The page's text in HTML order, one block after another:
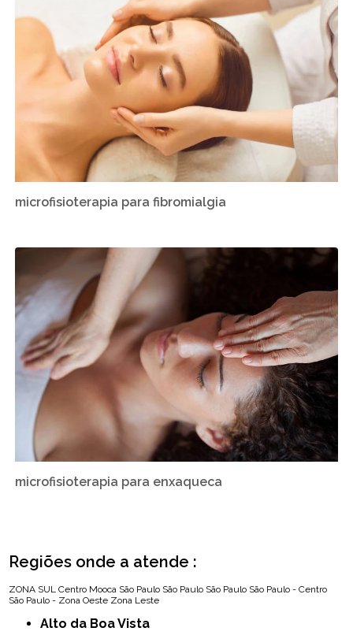
microfisioterapia para fibromialgia
microfisioterapia para enxaqueca
Regiões onde a atende :
ZONA SUL Centro Mooca São Paulo São Paulo São Paulo São Paulo - Centro
São Paulo - Zona Oeste Zona Leste
Alto da Boa Vista